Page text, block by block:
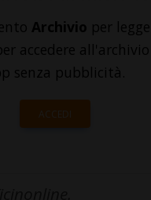
Archivio per
accedere
senza pubblicità.
ACCEDI